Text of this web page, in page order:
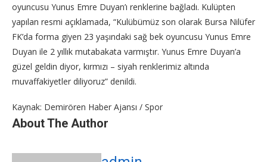
oyuncusu Yunus Emre Duyan’ı renklerine bağladı. Kulüpten
yapılan resmi açıklamada, “Kulübümüz son olarak Bursa Nilüfer
FK’da forma giyen 23 yaşındaki sağ bek oyuncusu Yunus Emre
Duyan ile 2 yıllık mutabakata varmıştır. Yunus Emre Duyan’a
güzel geldin diyor, kırmızı – siyah renklerimiz altında
muvaffakiyetler diliyoruz” denildi.
Kaynak: Demirören Haber Ajansı / Spor
About The Author